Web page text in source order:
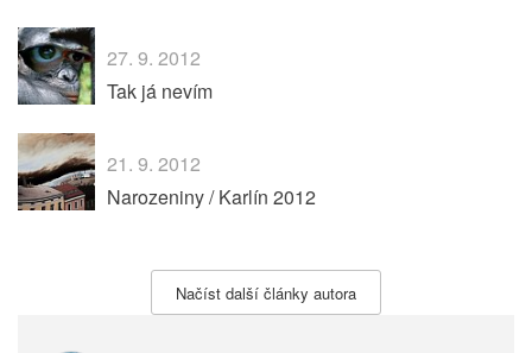
27. 9. 2012
Tak já nevím
21. 9. 2012
Narozeniny / Karlín 2012
Načíst další články autora